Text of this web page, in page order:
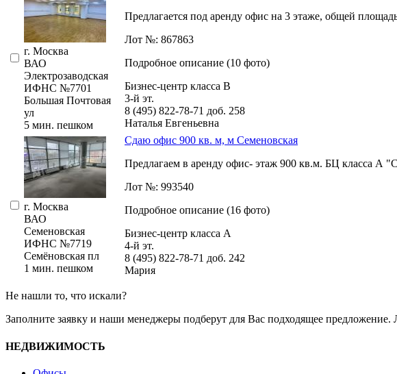
г. Москва
ВАО
Электрозаводская
ИФНС №7701
Большая Почтовая
ул
5 мин. пешком
Предлагается под аренду офис на 3 этаже,­ общей
Лот №: 867863
Подробное описание (10 фото)
Бизнес-центр класса В
3-й эт.
8 (495) 822-78-71 доб. 258
Наталья Евгеньевна
г. Москва
ВАО
Семеновская
ИФНС №7719
Семёновская пл
1 мин. пешком
Сдаю офис 900 кв. м, м Семеновская
Предлагаем в аренду офис- этаж 900 кв.м. БЦ класса А
Лот №: 993540
Подробное описание (16 фото)
Бизнес-центр класса А
4-й эт.
8 (495) 822-78-71 доб. 242
Мария
Не нашли то, что искали?
Заполните заявку и наши менеджеры подберут для Вас подходящее предложение.
НЕДВИЖИМОСТЬ